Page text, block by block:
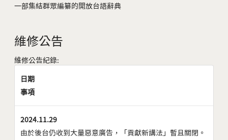
一部集結群眾編纂的開放台語辭典
維修公告
維修公告紀錄:
日期
事項
2024.11.29
由於後台仍收到大量惡意廣告，「貢獻新講法」暫且關閉。